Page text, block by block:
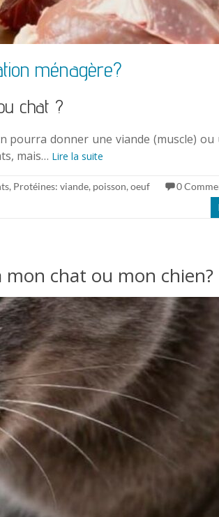
ménagère?
chat ?
pourra donner une viande (muscle) ou
mais… Lire la suite
, Protéines: viande, poisson, oeuf 0
mon chat ou mon chien?